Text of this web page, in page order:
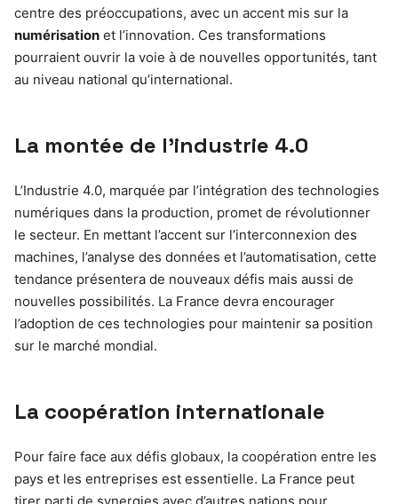
centre des préoccupations, avec un accent mis sur la
numérisation et l’innovation. Ces transformations
pourraient ouvrir la voie à de nouvelles opportunités, tant
au niveau national qu’international.
La montée de l’industrie 4.0
L’Industrie 4.0, marquée par l’intégration des technologies
numériques dans la production, promet de révolutionner
le secteur. En mettant l’accent sur l’interconnexion des
machines, l’analyse des données et l’automatisation, cette
tendance présentera de nouveaux défis mais aussi de
nouvelles possibilités. La France devra encourager
l’adoption de ces technologies pour maintenir sa position
sur le marché mondial.
La coopération internationale
Pour faire face aux défis globaux, la coopération entre les
pays et les entreprises est essentielle. La France peut
tirer parti de synergies avec d’autres nations pour